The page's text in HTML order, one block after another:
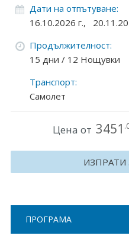
България
Румъния
Албания
Турция
Дати на отпътуване:
16.10.2026 г.,
Продължителност:
15 дни / 12 Нощувки
Транспорт:
Самолет
Цена от 3451
ИЗПРАТИ
ПРОГРАМА